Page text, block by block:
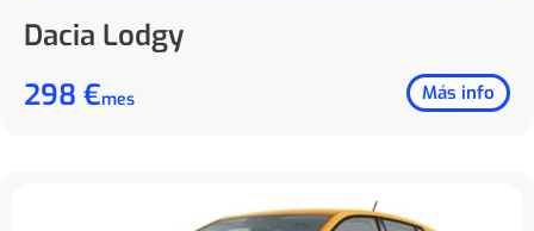
Dacia Lodgy
298 €mes Más info